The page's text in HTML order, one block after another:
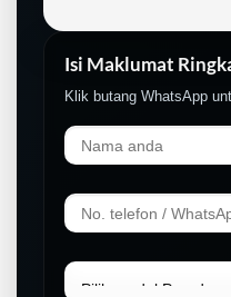
Isi Maklumat
Klik butang WhatsApp